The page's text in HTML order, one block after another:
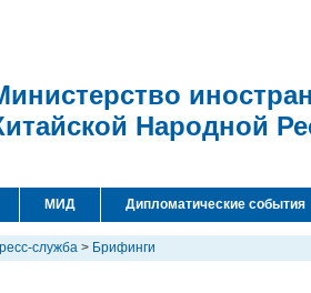
Народной
МИД Дипломатические события
служба > Брифинги